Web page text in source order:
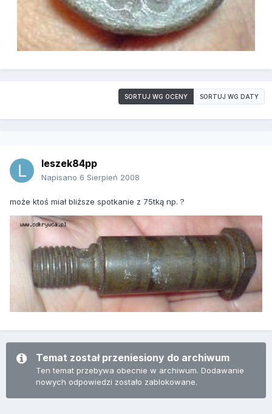
SORTUJ WG OCENY SORTUJ WG DATY
leszek84pp
Napisano 6 Sierpień 2008
może ktoś miał bliższe spotkanie z 75tką np. ?
Temat został przeniesiony do archiwum
Ten temat przebywa obecnie w archiwum. Dodawanie
nowych odpowiedzi zostało zablokowane.